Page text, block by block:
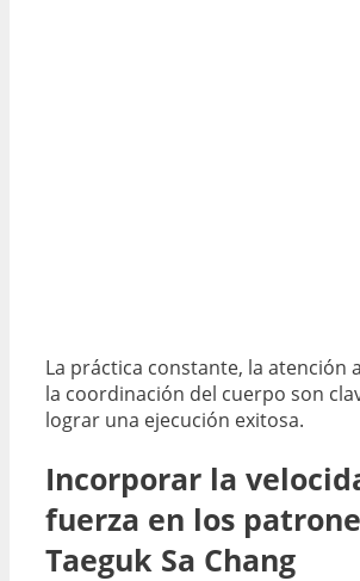
La práctica constante, la atención
la coordinación del cuerpo son
lograr una ejecución exitosa.
Incorporar la
fuerza en los
Taeguk Sa Chang